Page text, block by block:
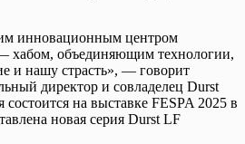
инновационным центром
хабом, объединяющим технологии,
и нашу страсть», — говорит
директор и совладелец Durst
на выставке FESPA 2025 в
​​новая серия Durst LF